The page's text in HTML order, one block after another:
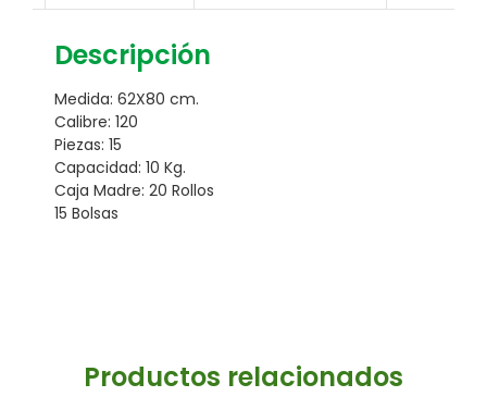
Descripción
Medida: 62X80 cm.
Calibre: 120
Piezas: 15
Capacidad: 10 Kg.
Caja Madre: 20 Rollos
15 Bolsas
Productos relacionados